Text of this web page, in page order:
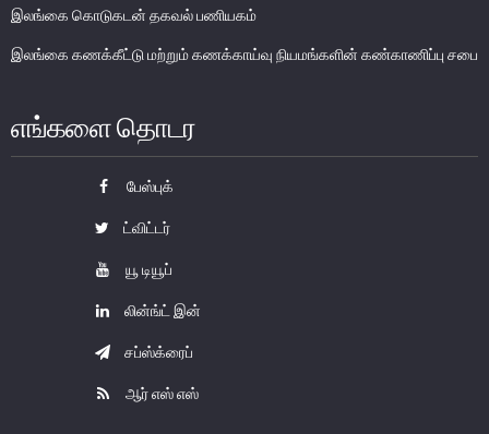
இலங்கை மத்திய வங்கியின் ஐந்தொகை
PULSE - பொருளாதார மற்றும் சமூக உட்கட்டமைப்பு சுருக்கம்
காலாந்தர வெளியீடுகள்
செய்தி அளவீடு
குறிப்பேடு
அறிவூற்று
இலங்கை கொடுகடன் தகவல் பணியகம்
இலங்கை கணக்கீட்டு மற்றும் கணக்காய்வு நியமங்களின் கண்காணிப்பு சபை
எங்களை தொடர
பேஸ்புக்
ட்விட்டர்
யூ டியூப்
லின்ங்ட் இன்
சப்ஸ்க்ரைப்
ஆர் எஸ் எஸ்